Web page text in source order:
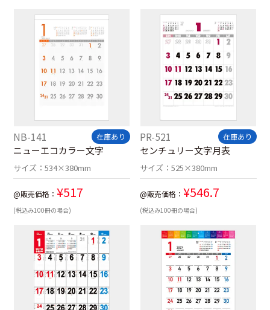
NB-141 在庫あり
ニューエコカラー文字
サイズ：534×380mm
@販売価格： ¥517
(税込み100冊の場合)
PR-521 在庫あり
センチュリー文字月表
サイズ： 525×380mm
@販売価格： ¥546.7
(税込み100冊の場合)